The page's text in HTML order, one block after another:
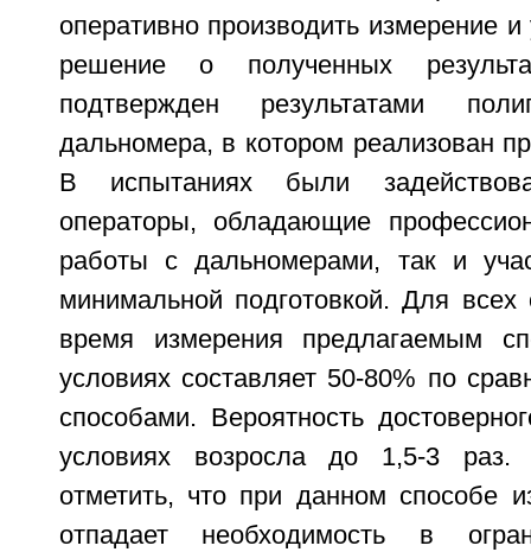
оперативно производить измерение
решение о полученных
подтвержден результатами
дальномера, в котором реализован
В испытаниях были
операторы, обладающие
работы с дальномерами, так и
минимальной подготовкой. Для всех
время измерения предлагаемым
условиях составляет 50-80% по
способами. Вероятность
условиях возросла до 1,5-3 раз.
отметить, что при данном способе
отпадает необходимость в